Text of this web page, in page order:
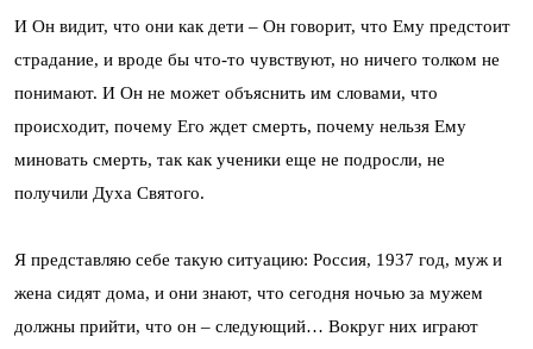
И Он видит, что они как дети – Он говорит, что Ему предстоит
страдание, и вроде бы что-то чувствуют, но ничего толком не
понимают. И Он не может объяснить им словами, что
происходит, почему Его ждет смерть, почему нельзя Ему
миновать смерть, так как ученики еще не подросли, не
получили Духа Святого.
Я представляю себе такую ситуацию: Россия, 1937 год, муж и
жена сидят дома, и они знают, что сегодня ночью за мужем
должны прийти, что он – следующий… Вокруг них играют